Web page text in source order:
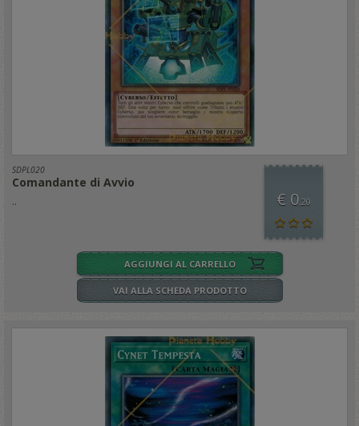
SDPL020
Comandante di Avvio
.. € 0,20
AGGIUNGI AL CARRELLO
VAI ALLA SCHEDA PRODOTTO